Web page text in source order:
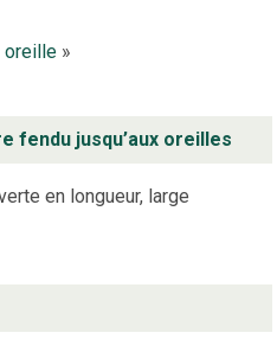
oreille »
fendu jusqu’aux oreilles
en longueur, large